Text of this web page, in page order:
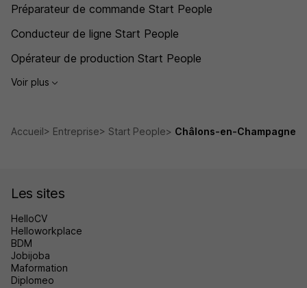
Préparateur de commande Start People
Conducteur de ligne Start People
Opérateur de production Start People
Voir plus
Accueil Entreprise Start People Châlons-en-Champagne
Les sites
HelloCV
Helloworkplace
BDM
Jobijoba
Maformation
Diplomeo